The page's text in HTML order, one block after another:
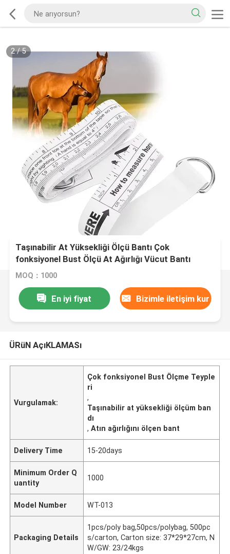
2/5
Taşınabilir At Yüksekliği Ölçü Bantı Çok
fonksiyonel Bust Ölçü At Ağırlığı Vücut Bantı
Ölçüm
MOQ：1000
En iyi fiyat Bizimle iletişim kur
ÜRüN AçıKLAMASı
Vurgulamak:
Çok fonksiyonel Bust Ölçme Teyple
ri
,
Taşınabilir at yüksekliği ölçüm ban
dı
,Atın ağırlığını ölçen bant
Delivery Time 15-20days
Minimum Order Q
uantity
1000
Model Number WT-013
Packaging Details
1pcs/poly bag,50pcs/polybag, 500pc
s/carton, Carton size: 37*29*27cm, N
W/GW: 23/24kgs